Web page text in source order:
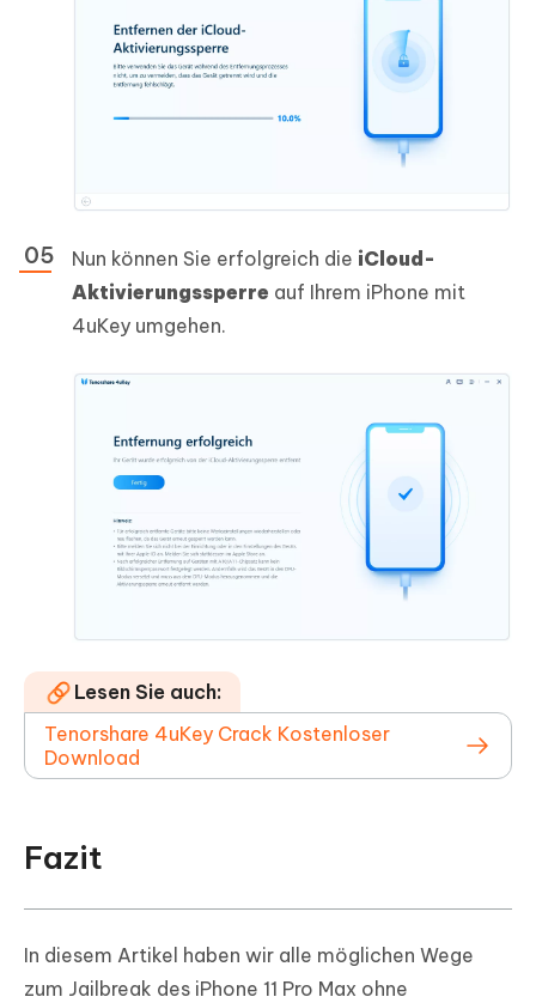
Nun können Sie erfolgreich die iCloud-
Aktivierungssperre auf Ihrem iPhone mit
4uKey umgehen.
Lesen Sie auch:
Tenorshare 4uKey Crack Kostenloser
Download
Fazit
In diesem Artikel haben wir alle möglichen Wege
zum Jailbreak des iPhone 11 Pro Max ohne